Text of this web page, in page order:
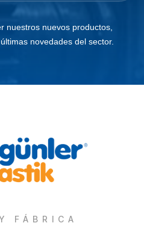
nuestros nuevos productos,
novedades del sector.
FÁBRICA